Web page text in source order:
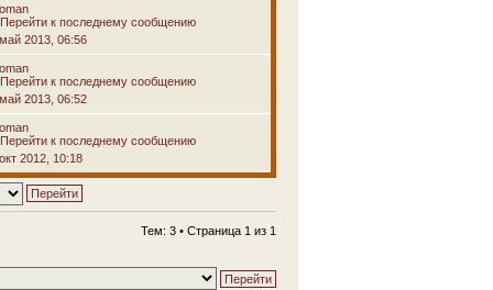
2013, 06:56
2013, 06:52
2012, 10:18
Тем: 3 • Страница 1 из 1